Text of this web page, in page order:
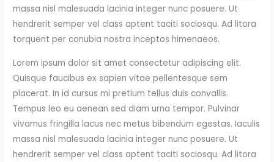
massa nisl malesuada lacinia integer nunc posuere. Ut
hendrerit semper vel class aptent taciti sociosqu. Ad litora
torquent per conubia nostra inceptos himenaeos.
Lorem ipsum dolor sit amet consectetur adipiscing elit.
Quisque faucibus ex sapien vitae pellentesque sem
placerat. In id cursus mi pretium tellus duis convallis.
Tempus leo eu aenean sed diam urna tempor. Pulvinar
vivamus fringilla lacus nec metus bibendum egestas. Iaculis
massa nisl malesuada lacinia integer nunc posuere. Ut
hendrerit semper vel class aptent taciti sociosqu. Ad litora